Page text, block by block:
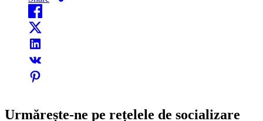
Urmărește-ne pe rețelele de socializare